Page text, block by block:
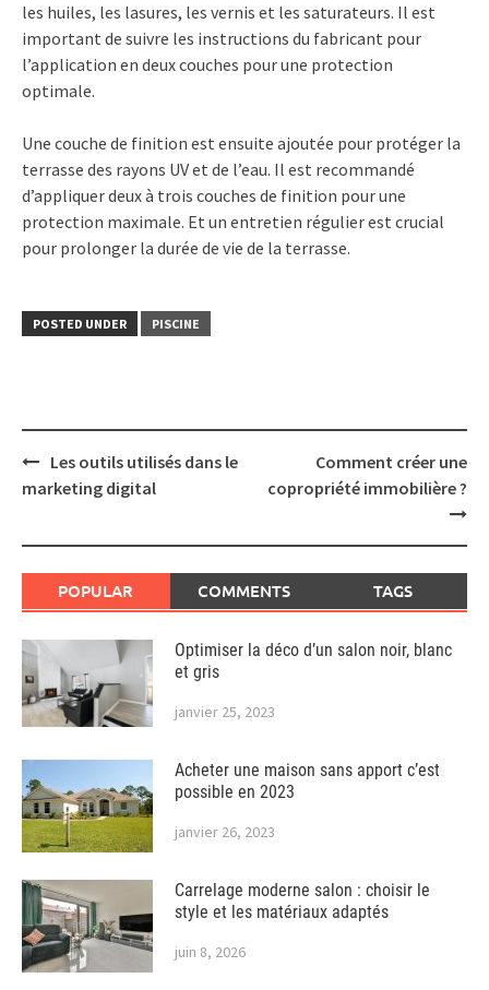
les huiles, les lasures, les vernis et les saturateurs. Il est
important de suivre les instructions du fabricant pour
l’application en deux couches pour une protection
optimale.
Une couche de finition est ensuite ajoutée pour protéger la
terrasse des rayons UV et de l’eau. Il est recommandé
d’appliquer deux à trois couches de finition pour une
protection maximale. Et un entretien régulier est crucial
pour prolonger la durée de vie de la terrasse.
POSTED UNDER PISCINE
Post
navigation
Les outils utilisés dans le
marketing digital
Comment créer une
copropriété immobilière ?
POPULAR COMMENTS TAGS
Optimiser la déco d’un salon noir, blanc
et gris
janvier 25, 2023
Acheter une maison sans apport c’est
possible en 2023
janvier 26, 2023
Carrelage moderne salon : choisir le
style et les matériaux adaptés
juin 8, 2026